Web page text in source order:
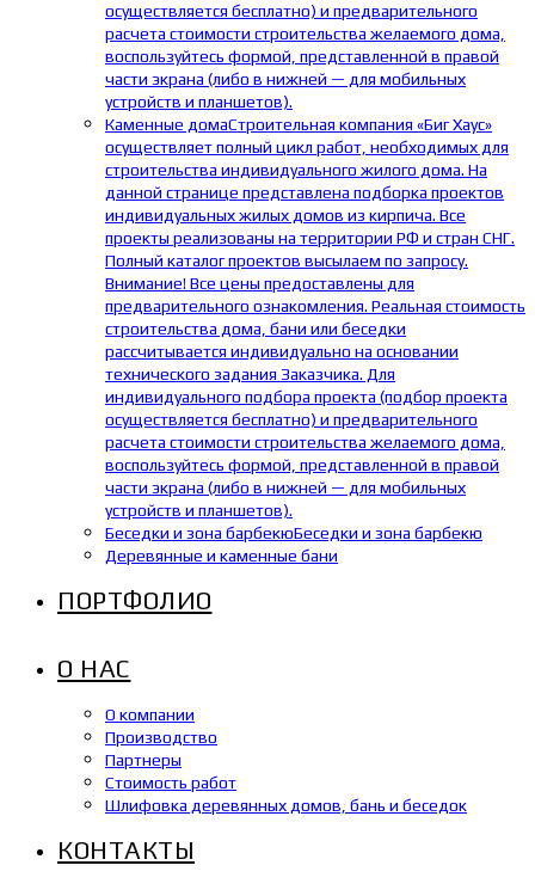
осуществляется бесплатно) и предварительного
расчета стоимости строительства желаемого дома,
воспользуйтесь формой, представленной в правой
части экрана (либо в нижней — для мобильных
устройств и планшетов).
Каменные домаСтроительная компания «Биг Хаус»
осуществляет полный цикл работ, необходимых для
строительства индивидуального жилого дома. На
данной странице представлена подборка проектов
индивидуальных жилых домов из кирпича. Все
проекты реализованы на территории РФ и стран СНГ.
Полный каталог проектов высылаем по запросу.
Внимание! Все цены предоставлены для
предварительного ознакомления. Реальная стоимость
строительства дома, бани или беседки
рассчитывается индивидуально на основании
технического задания Заказчика. Для
индивидуального подбора проекта (подбор проекта
осуществляется бесплатно) и предварительного
расчета стоимости строительства желаемого дома,
воспользуйтесь формой, представленной в правой
части экрана (либо в нижней — для мобильных
устройств и планшетов).
Беседки и зона барбекюБеседки и зона барбекю
Деревянные и каменные бани
ПОРТФОЛИО
О НАС
О компании
Производство
Партнеры
Стоимость работ
Шлифовка деревянных домов, бань и беседок
КОНТАКТЫ